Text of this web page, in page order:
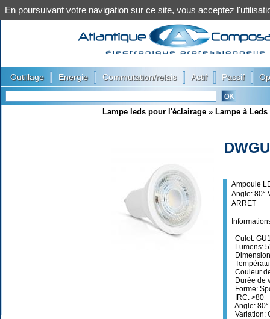
Outillage Energie Commutation/relais Actif Passif
Lampe leds pour l'éclairage » Lampe à Leds
Ampoule
Angle: 80°
ARRET
Culot:
Lumens:
Couleur
Durée de
Forme:
IRC: >80
Angle: 80°
Variation:
En poursuivant votre navigation sur ce site, vous acceptez